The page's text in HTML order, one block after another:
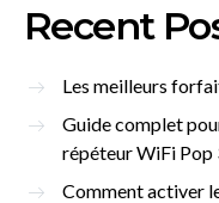
Recent
Les meilleurs
Guide complet
répéteur WiFi Pop
Comment activer